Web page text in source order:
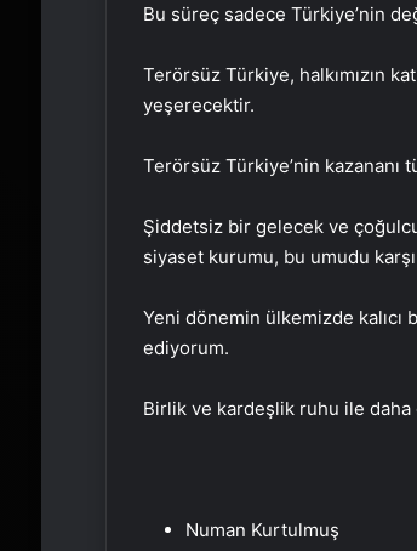
Bu süreç sadece Türkiye’nin
Terörsüz Türkiye, halkımızın
yeşerecektir.
Terörsüz Türkiye’nin kazananı
Şiddetsiz bir gelecek ve
siyaset kurumu, bu umudu
Yeni dönemin ülkemizde kalıcı
ediyorum.
Birlik ve kardeşlik ruhu ile daha
Numan Kurtulmuş